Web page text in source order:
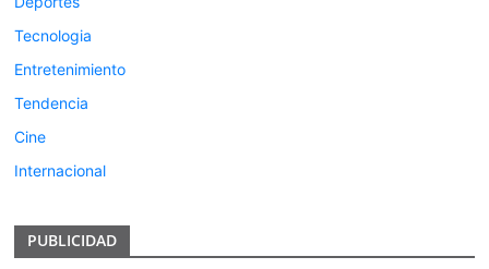
Tecnologia
Entretenimiento
Tendencia
Cine
Internacional
PUBLICIDAD